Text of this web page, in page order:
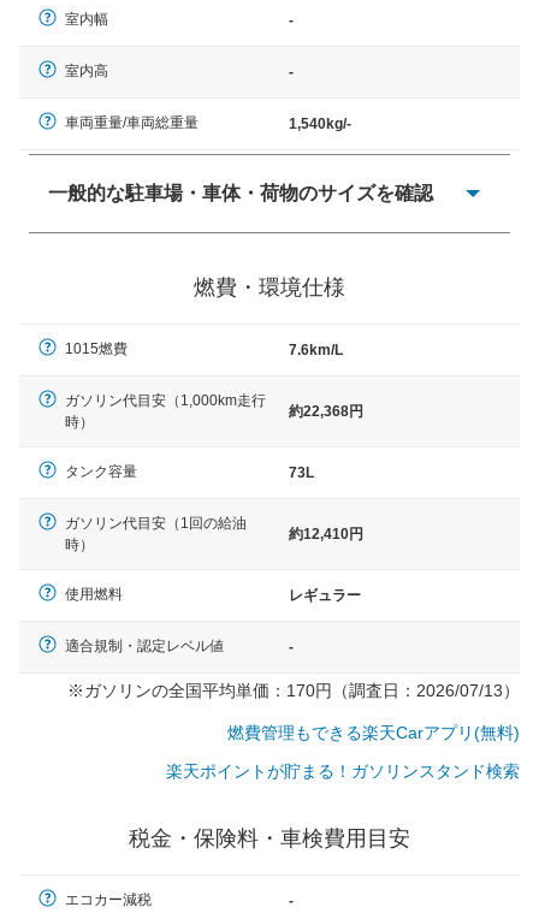
室内幅 -
室内高 -
車両重量/車両総重量 1,540kg/-
一般的な駐車場・車体・荷物のサイズを確認
× 長さ 5,000mm 車路幅 5,000mmというサイズが標準値
燃費・環境仕様
1015燃費 7.6km/L
ガソリン代目安（1,000km走行
時）
約22,368円
タンク容量 73L
ガソリン代目安（1回の給油
時）
約12,410円
使用燃料 レギュラー
適合規制・認定レベル値 -
※ガソリンの全国平均単価：170円（調査日：2026/07/13）
燃費管理もできる楽天Carアプリ(無料)
楽天ポイントが貯まる！ガソリンスタンド検索
税金・保険料・車検費用目安
エコカー減税 -